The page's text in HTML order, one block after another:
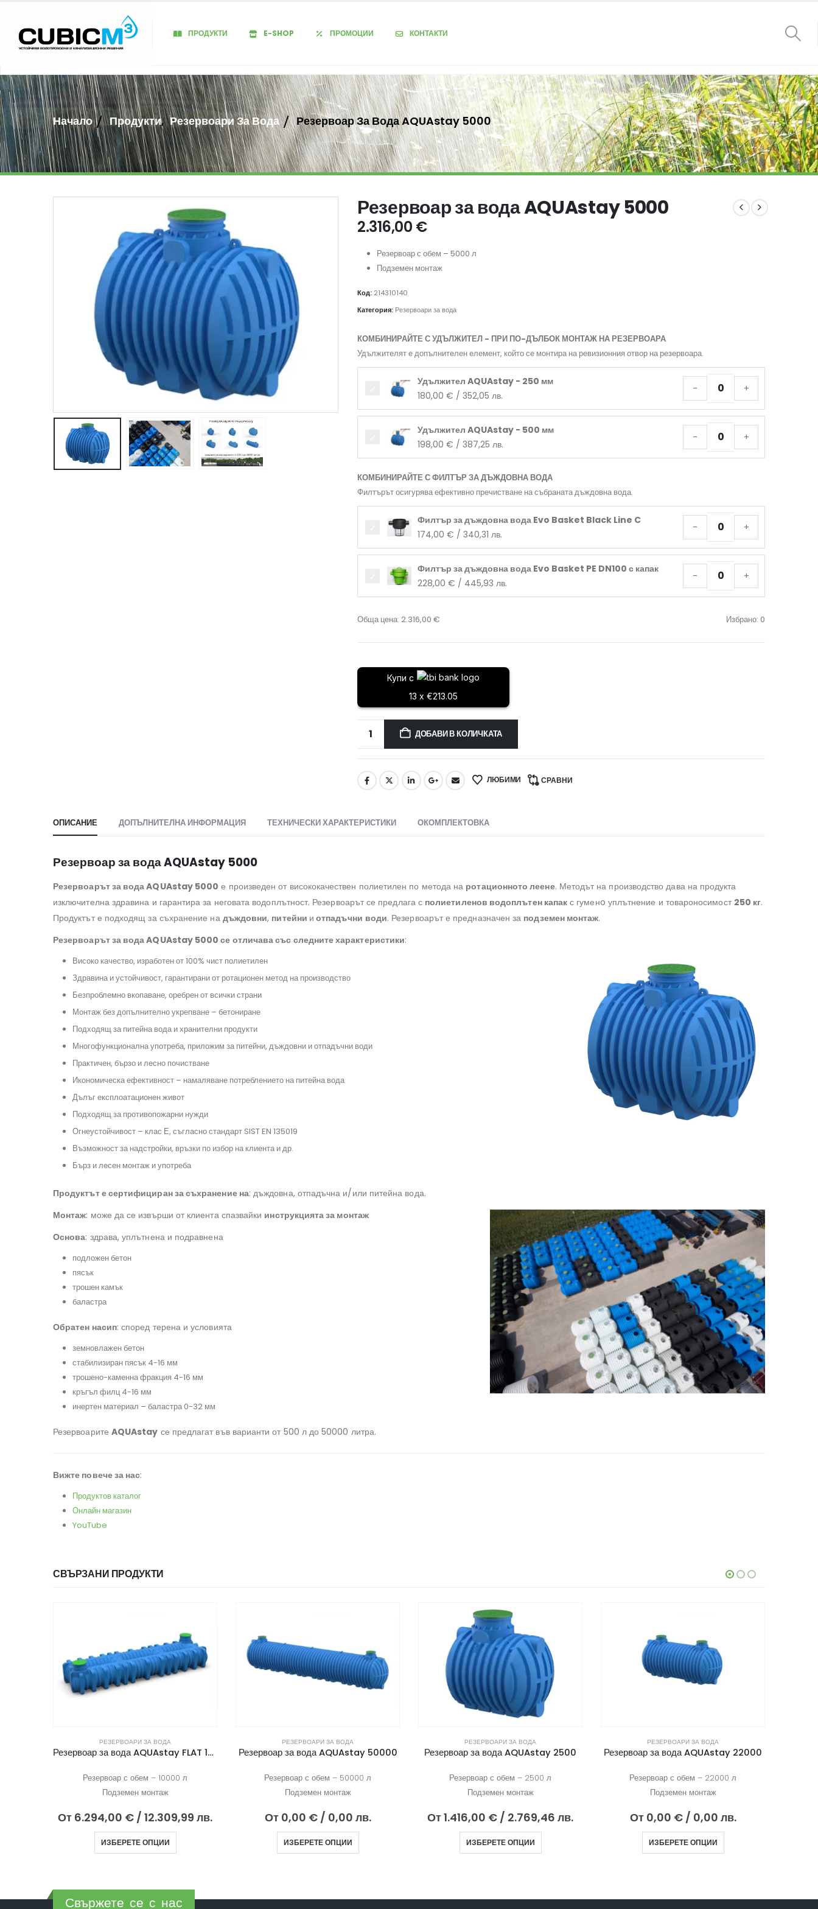
ПРОДУКТИ E-SHOP ПРОМОЦИИ КОНТАКТИ
Начало Продукти, Резервоари За Вода Резервоар За Вода AQUAstay 5000
Резервоар за вода AQUAstay 5000
2.316,00 €
Резервоар с обем – 5000 л
Подземен монтаж
Код: 214310140
Категория: Резервоари за вода
КОМБИНИРАЙТЕ С УДЪЛЖИТЕЛ - ПРИ ПО-ДЪЛБОК МОНТАЖ НА РЕЗЕРВОАРА
Удължителят е допълнителен елемент, който се монтира на ревизионния отвор на резервоара.
Удължител AQUAstay - 250 мм
180,00 € / 352,05 лв.
- +
Удължител AQUAstay - 500 мм
198,00 € / 387,25 лв.
- +
КОМБИНИРАЙТЕ С ФИЛТЪР ЗА ДЪЖДОВНА ВОДА
Филтърът осигурява ефективно пречистване на събраната дъждовна вода.
Филтър за дъждовна вода Evo Basket Black Line C
174,00 € / 340,31 лв.
- +
Филтър за дъждовна вода Evo Basket PE DN100 с капак
228,00 € / 445,93 лв.
- +
Обща цена: 2.316,00 € Избрано: 0
Купи с
13 x €213.05
ДОБАВИ В КОЛИЧКАТА
ЛЮБИМИ СРАВНИ
ОПИСАНИЕ ДОПЪЛНИТЕЛНА ИНФОРМАЦИЯ ТЕХНИЧЕСКИ ХАРАКТЕРИСТИКИ ОКОМПЛЕКТОВКА
Резервоар за вода AQUAstay 5000
Резервоарът за вода AQUAstay 5000 е произведен от висококачествен полиетилен по метода на ротационното леене. Методът на производство дава на продукта
изключителна здравина и гарантира за неговата водоплътност. Резервоарът се предлага с полиетиленов водоплътен капак с гуменo уплътнение и товароносимост 250 кг.
Продуктът е подходящ за съхранение на дъждовни, питейни и отпадъчни води. Резервоарът е предназначен за подземен монтаж.
Резервоарът за вода AQUAstay 5000 се отличава със следните характеристики:
Високо качество, изработен от 100% чист полиетилен
Здравина и устойчивост, гарантирани от ротационен метод на производство
Безпроблемно вкопаване, оребрен от всички страни
Монтаж без допълнително укрепване – бетониране
Подходящ за питейна вода и хранителни продукти
Многофункционална употреба, приложим за питейни, дъждовни и отпадъчни води
Практичен, бързо и лесно почистване
Икономическа ефективност – намаляване потреблението на питейна вода
Дълъг експлоатационен живот
Подходящ за противопожарни нужди
Огнеустойчивост – клас Е, съгласно стандарт SIST EN 135019
Възможност за надстройки, връзки по избор на клиента и др.
Бърз и лесен монтаж и употреба
Продуктът е сертифициран за съхранение на: дъждовна, отпадъчна и/или питейна вода.
Монтаж: може да се извърши от клиента спазвайки инструкцията за монтаж
Основа: здрава, уплътнена и подравнена
подложен бетон
пясък
трошен камък
баластра
Обратен насип: според терена и условията
земновлажен бетон
стабилизиран пясък 4-16 мм
трошено-каменна фракция 4-16 мм
кръгъл филц 4-16 мм
инертен материал – баластра 0-32 мм
Резервоарите AQUAstay се предлагат във варианти от 500 л до 50000 литра.
Вижте повече за нас:
Продуктов каталог
Онлайн магазин
YouTube
СВЪРЗАНИ ПРОДУКТИ
РЕЗЕРВОАРИ ЗА ВОДА
Резервоар за вода AQUAstay FLAT 10000
Резервоар с обем – 10000 л
Подземен монтаж
От 6.294,00 € / 12.309,99 лв.
ИЗБЕРЕТЕ ОПЦИИ
РЕЗЕРВОАРИ ЗА ВОДА
Резервоар за вода AQUAstay 50000
Резервоар с обем – 50000 л
Подземен монтаж
От 0,00 €/ 0,00 лв.
ИЗБЕРЕТЕ ОПЦИИ
РЕЗЕРВОАРИ ЗА ВОДА
Резервоар за вода AQUAstay 2500
Резервоар с обем – 2500 л
Подземен монтаж
От1.416,00 € / 2.769,46 лв.
ИЗБЕРЕТЕ ОПЦИИ
РЕЗЕРВОАРИ ЗА ВОДА
Резервоар за вода AQUAstay 22000
Резервоар с обем – 22000 л
Подземен монтаж
От 0,00 €/ 0,00 лв.
ИЗБЕРЕТЕ ОПЦИИ
Свържете се с нас